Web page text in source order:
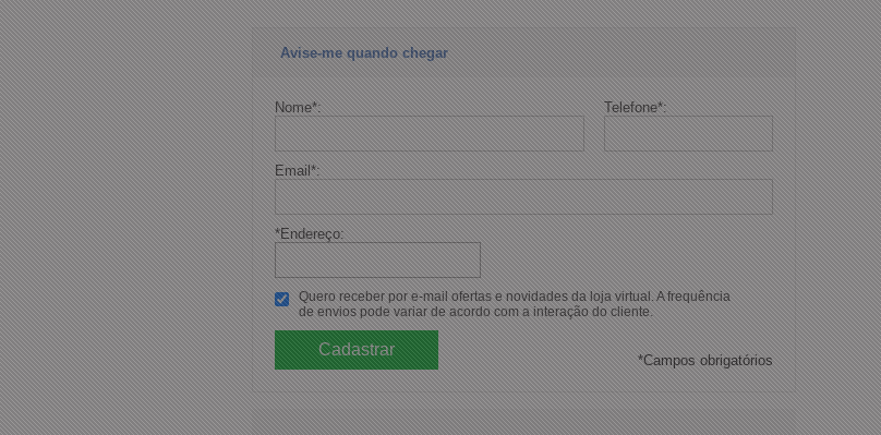
Avise-me quando chegar
Nome*: Telefone*:
Email*:
*Endereço:
Quero receber por e-mail ofertas e novidades da loja virtual. A frequência
de envios pode variar de acordo com a interação do cliente.
*Campos obrigatórios